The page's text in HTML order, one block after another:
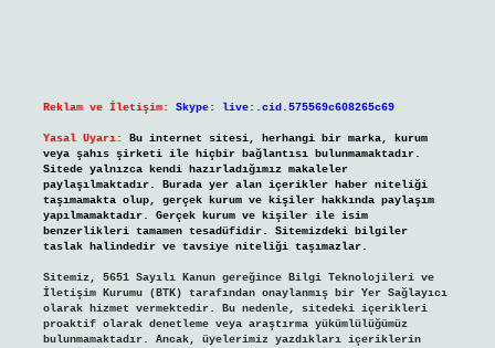
Reklam ve İletişim: Skype: live:.cid.575569c608265c69
Yasal Uyarı:
Bu internet sitesi, herhangi bir marka, kurum
veya şahıs şirketi ile hiçbir bağlantısı bulunmamaktadır.
Sitede yalnızca kendi hazırladığımız makaleler
paylaşılmaktadır. Burada yer alan içerikler haber niteliği
taşımamakta olup, gerçek kurum ve kişiler hakkında paylaşım
yapılmamaktadır. Gerçek kurum ve kişiler ile isim
benzerlikleri tamamen tesadüfidir. Sitemizdeki bilgiler
taslak halindedir ve tavsiye niteliği taşımazlar.
Sitemiz, 5651 Sayılı Kanun gereğince Bilgi Teknolojileri ve
İletişim Kurumu (BTK) tarafından onaylanmış bir Yer Sağlayıcı
olarak hizmet vermektedir. Bu nedenle, sitedeki içerikleri
proaktif olarak denetleme veya araştırma yükümlülüğümüz
bulunmamaktadır. Ancak, üyelerimiz yazdıkları içeriklerin